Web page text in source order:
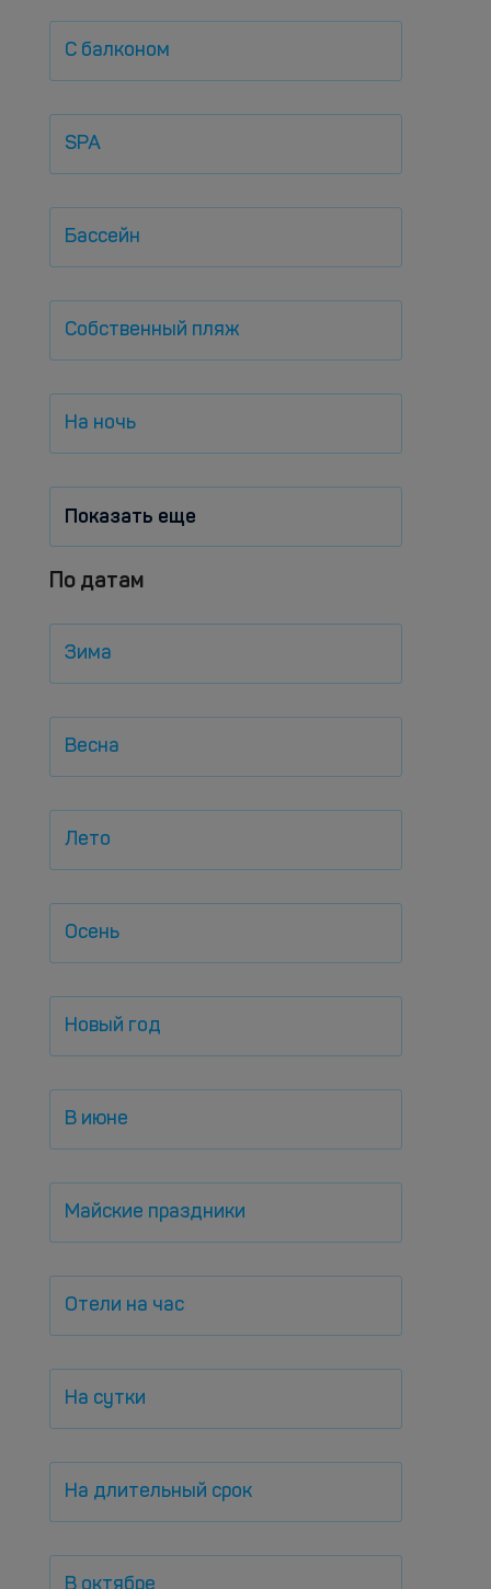
С балконом
SPA
Бассейн
Собственный пляж
На ночь
Показать еще
По датам
Зима
Весна
Лето
Осень
Новый год
В июне
Майские праздники
Отели на час
На сутки
На длительный срок
В октябре